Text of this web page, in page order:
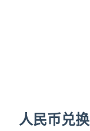
人民币兑